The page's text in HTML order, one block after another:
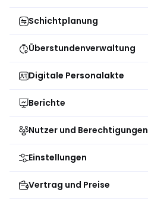
Schichtplanung
Überstundenverwaltung
Digitale Personalakte
Berichte
Nutzer und Berechtigungen
Einstellungen
Vertrag und Preise